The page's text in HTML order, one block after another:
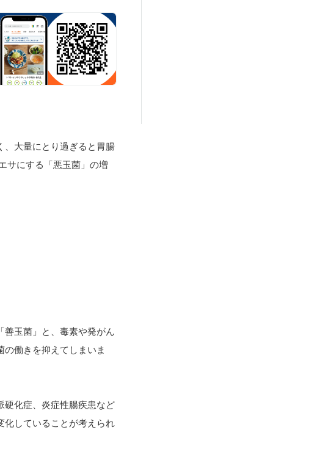
、大量にとり過ぎると胃腸
サにする「悪玉菌」の増
善玉菌」と、毒素や発がん
働きを抑えてしまいま
硬化症、炎症性腸疾患など
化していることが考えられ